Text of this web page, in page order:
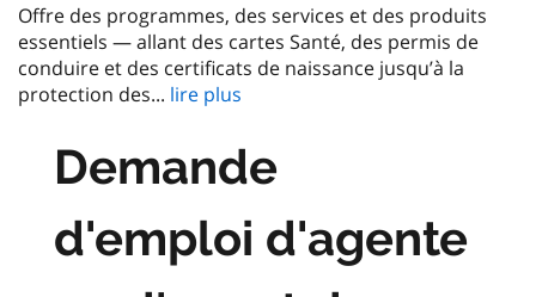
Offre des programmes, des services et des produits
essentiels — allant des cartes Santé, des permis de
conduire et des certificats de naissance jusqu’à la
protection des... lire plus
Demande
d'emploi d'agente